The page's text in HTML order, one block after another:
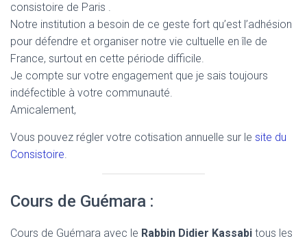
consistoire de Paris .
Notre institution a besoin de ce geste fort qu’est l’adhésion
pour défendre et organiser notre vie cultuelle en île de
France, surtout en cette période difficile.
Je compte sur votre engagement que je sais toujours
indéfectible à votre communauté.
Amicalement,
Vous pouvez régler votre cotisation annuelle sur le site du
Consistoire.
Cours de Guémara :
Cours de Guémara avec le Rabbin Didier Kassabi tous les